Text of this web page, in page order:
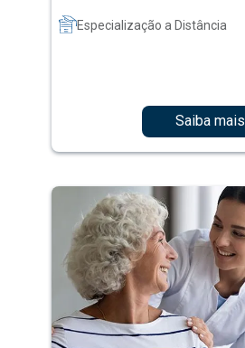
Especialização a Distância
Saiba mais